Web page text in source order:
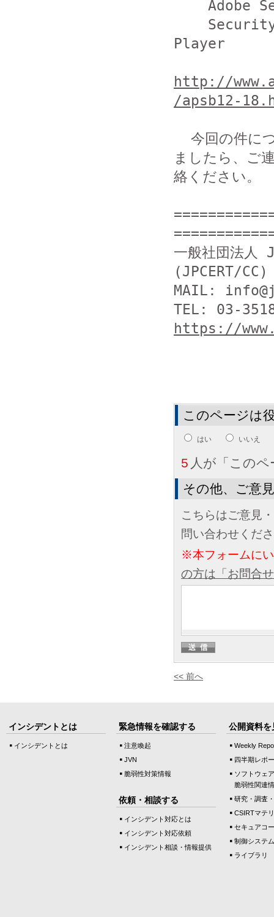
Player
http://
/apsb12-
ましたら、ご
絡ください。
一般社団法人
(JPCERT/CC)
MAIL:
https://
このページは
はい いいえ
5 人が「この
その他、ご意
こちらはご意見
問い合わせくだ
※本フォームに
の方は「お問合
<< 前へ
インシデントとは
インシデントとは
緊急情報を確認する
注意喚起
JVN
脆弱性対策情報
依頼・相談する
インシデント対応とは
インシデント対応依頼
インシデント相談・情報提供
公開資料を
Weekly
四半期レポ
ソフトウェ
脆弱性関連
研究・調査
CSIRTマテ
セキュアコ
制御システ
ライブラリ